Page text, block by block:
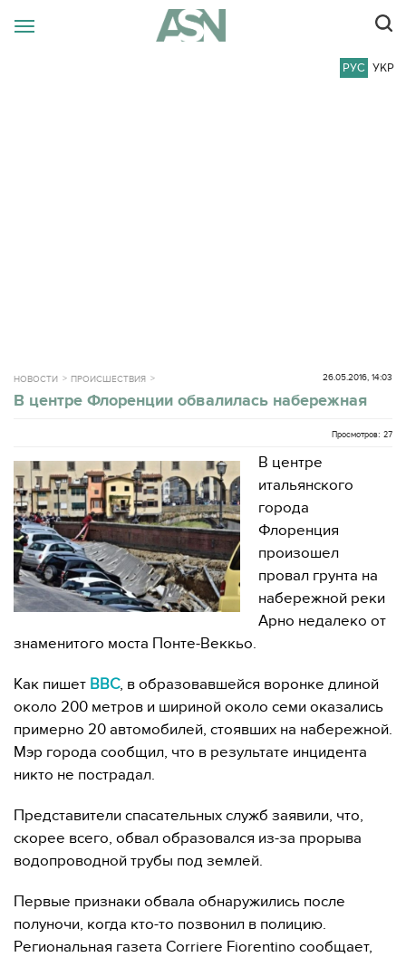
РУС УКР
НОВОСТИ ПРОИСШЕСТВИЯ 26.05.2016, 14:03
В центре Флоренции обвалилась набережная
Просмотров: 27
В центре
итальянского
города
Флоренция
произошел
провал грунта на
набережной реки
Арно недалеко от
знаменитого моста Понте-Веккьо.
Как пишет ВВС, в образовавшейся воронке длиной
около 200 метров и шириной около семи оказались
примерно 20 автомобилей, стоявших на набережной.
Мэр города сообщил, что в результате инцидента
никто не пострадал.
Представители спасательных служб заявили, что,
скорее всего, обвал образовался из-за прорыва
водопроводной трубы под землей.
Первые признаки обвала обнаружились после
полуночи, когда кто-то позвонил в полицию.
Региональная газета Corriere Fiorentino сообщает,